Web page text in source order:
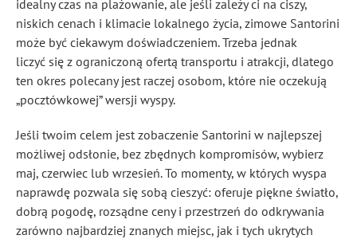
idealny czas na plażowanie, ale jeśli zależy ci na ciszy,
niskich cenach i klimacie lokalnego życia, zimowe Santorini
może być ciekawym doświadczeniem. Trzeba jednak
liczyć się z ograniczoną ofertą transportu i atrakcji, dlatego
ten okres polecany jest raczej osobom, które nie oczekują
„pocztówkowej” wersji wyspy.
Jeśli twoim celem jest zobaczenie Santorini w najlepszej
możliwej odsłonie, bez zbędnych kompromisów, wybierz
maj, czerwiec lub wrzesień. To momenty, w których wyspa
naprawdę pozwala się sobą cieszyć: oferuje piękne światło,
dobrą pogodę, rozsądne ceny i przestrzeń do odkrywania
zarówno najbardziej znanych miejsc, jak i tych ukrytych